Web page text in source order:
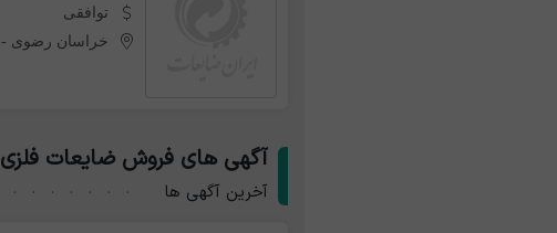
توافقی
خراسان رضوی -
آگهی های فروش ضایعات فلزی
آخرین آگهی ها